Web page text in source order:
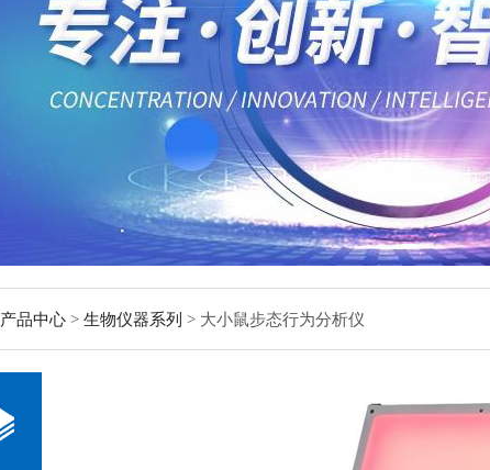
产品中心 > 生物仪器系列 > 大小鼠步态行为分析仪